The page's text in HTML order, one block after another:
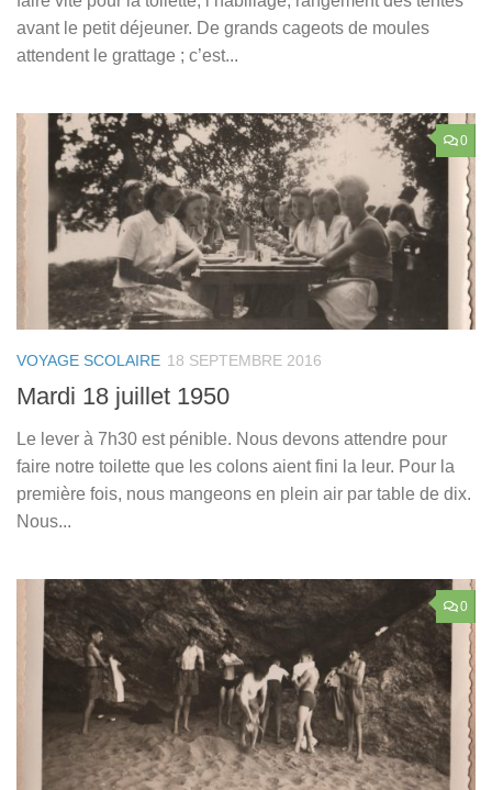
avant le petit déjeuner. De grands cageots de moules
attendent le grattage ; c’est...
0
VOYAGE SCOLAIRE 18 SEPTEMBRE 2016
Mardi 18 juillet 1950
Le lever à 7h30 est pénible. Nous devons attendre pour
faire notre toilette que les colons aient fini la leur. Pour la
première fois, nous mangeons en plein air par table de dix.
Nous...
0